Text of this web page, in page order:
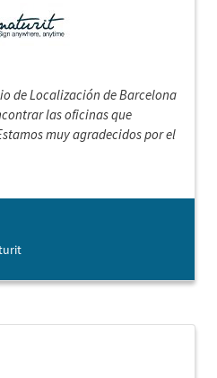
de Localización de Barcelona
las oficinas que
muy agradecidos por el